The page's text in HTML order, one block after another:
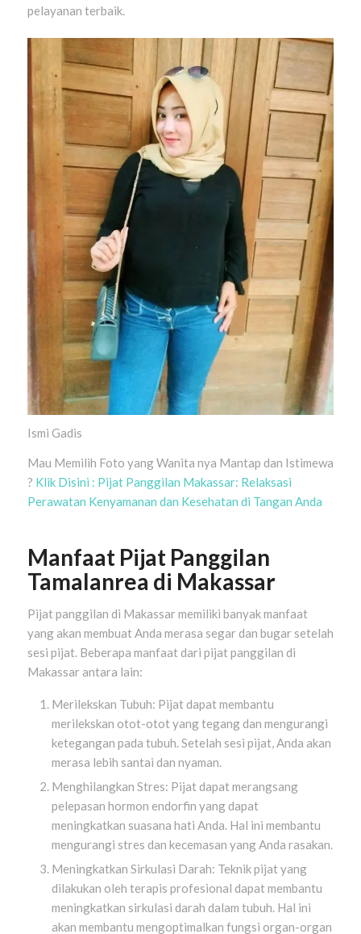
pelayanan terbaik.
Ismi Gadis
Mau Memilih Foto yang Wanita nya Mantap dan Istimewa
? Klik Disini : Pijat Panggilan Makassar: Relaksasi
Perawatan Kenyamanan dan Kesehatan di Tangan Anda
Manfaat Pijat Panggilan
Tamalanrea di Makassar
Pijat panggilan di Makassar memiliki banyak manfaat
yang akan membuat Anda merasa segar dan bugar setelah
sesi pijat. Beberapa manfaat dari pijat panggilan di
Makassar antara lain:
Merilekskan Tubuh: Pijat dapat membantu
merilekskan otot-otot yang tegang dan mengurangi
ketegangan pada tubuh. Setelah sesi pijat, Anda akan
merasa lebih santai dan nyaman.
Menghilangkan Stres: Pijat dapat merangsang
pelepasan hormon endorfin yang dapat
meningkatkan suasana hati Anda. Hal ini membantu
mengurangi stres dan kecemasan yang Anda rasakan.
Meningkatkan Sirkulasi Darah: Teknik pijat yang
dilakukan oleh terapis profesional dapat membantu
meningkatkan sirkulasi darah dalam tubuh. Hal ini
akan membantu mengoptimalkan fungsi organ-organ